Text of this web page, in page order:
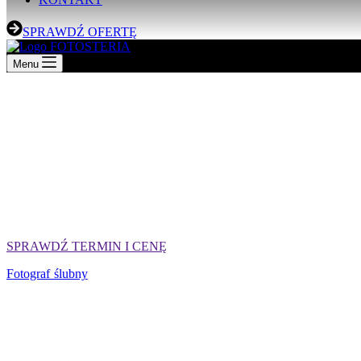
SPRAWDŹ OFERTĘ
Menu
SPRAWDŹ TERMIN I CENĘ
Fotograf ślubnyBrzesko. Ślub to wyjątkowe wydarzenie, które